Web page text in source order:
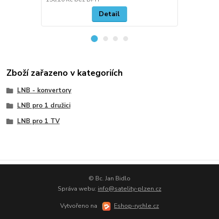
Detail
Zboží zařazeno v kategoriích
LNB - konvertory
LNB pro 1 družici
LNB pro 1 TV
© Bc. Jan Bidlo
Správa webu: info@satelity-plzen.cz
Vytvořeno na Eshop-rychle.cz